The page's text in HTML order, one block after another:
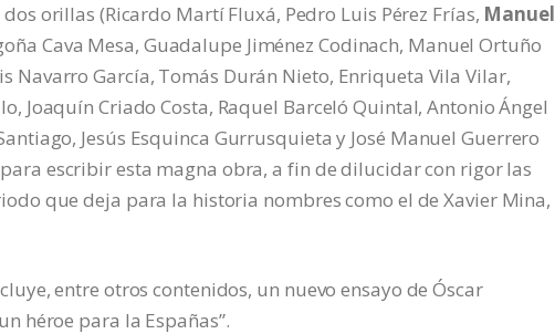
orillas (Ricardo Martí Fluxá, Pedro Luis Pérez Frías, Manuel
Cava Mesa, Guadalupe Jiménez Codinach, Manuel Ortuño
Navarro García, Tomás Durán Nieto, Enriqueta Vila Vilar,
Joaquín Criado Costa, Raquel Barceló Quintal, Antonio Ángel
Jesús Esquinca Gurrusquieta y José Manuel Guerrero
escribir esta magna obra, a fin de dilucidar con rigor las
que deja para la historia nombres como el de Xavier Mina,
entre otros contenidos, un nuevo ensayo de Óscar
héroe para la Españas”.